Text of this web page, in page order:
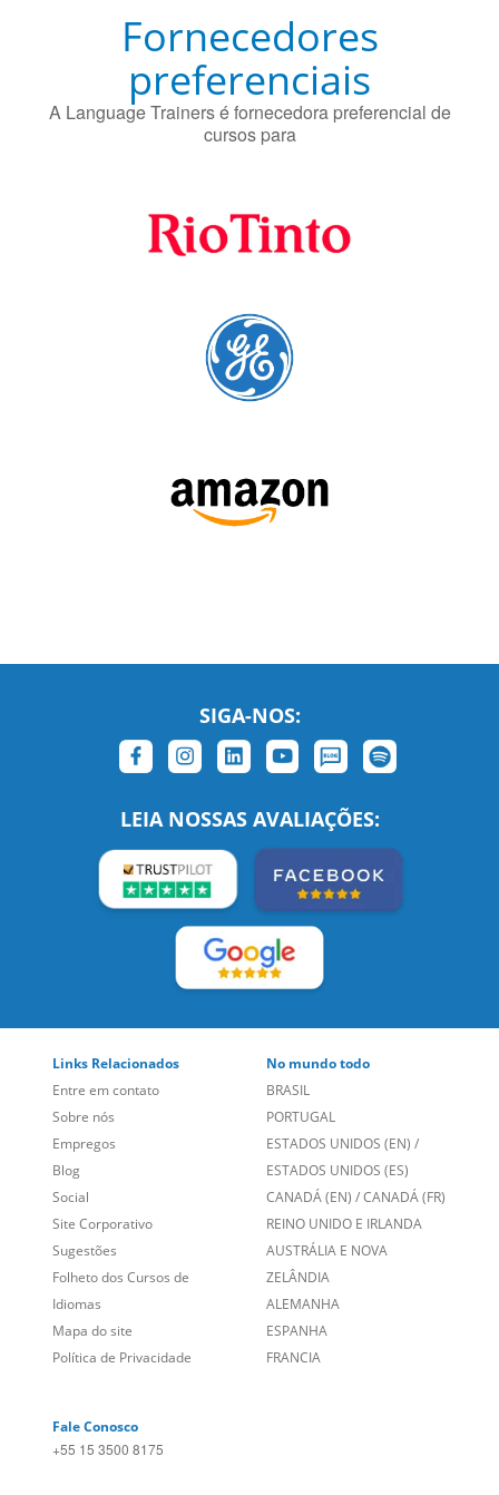
Fornecedores
preferenciais
A Language Trainers é fornecedora preferencial de
cursos para
SIGA-NOS:
LEIA NOSSAS AVALIAÇÕES:
Links Relacionados
Entre em contato
Sobre nós
Empregos
Blog
Social
Site Corporativo
Sugestões
Folheto dos Cursos de
Idiomas
Mapa do site
Política de Privacidade
No mundo todo
BRASIL
PORTUGAL
ESTADOS UNIDOS (EN) /
ESTADOS UNIDOS (ES)
CANADÁ (EN) /CANADÁ (FR)
REINO UNIDO E IRLANDA
AUSTRÁLIA E NOVA
ZELÂNDIA
ALEMANHA
ESPANHA
FRANCIA
Fale Conosco
+55 15 3500 8175